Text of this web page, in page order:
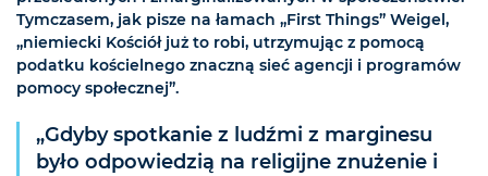
Tymczasem, jak pisze na łamach „First Things” Weigel,
„niemiecki Kościół już to robi, utrzymując z pomocą
podatku kościelnego znaczną sieć agencji i programów
pomocy społecznej”.
„Gdyby spotkanie z ludźmi z marginesu
było odpowiedzią na religijne znużenie i